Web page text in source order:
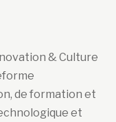
& Culture
de formation et
et